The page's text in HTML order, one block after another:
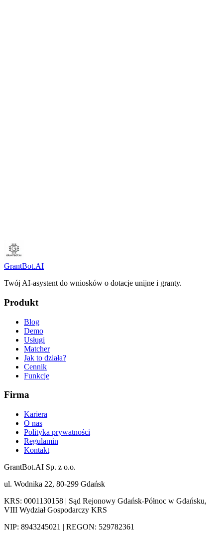
GrantBot.AI
Twój AI-asystent do wniosków o dotacje unijne i granty.
Produkt
Blog
Demo
Usługi
Matcher
Jak to działa?
Cennik
Funkcje
Firma
Kariera
O nas
Polityka prywatności
Regulamin
Kontakt
GrantBot.AI Sp. z o.o.
ul. Wodnika 22, 80-299 Gdańsk
KRS: 0001130158 | Sąd Rejonowy Gdańsk-Północ w Gdańsku,
VIII Wydział Gospodarczy KRS
NIP: 8943245021 | REGON: 529782361